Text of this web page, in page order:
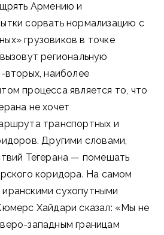
Армению и
сорвать нормализацию с
грузовиков в точке
региональную
вторых, наиболее
процесса является то, что
не хочет
транспортных и
Другими словами,
Тегерана — помешать
коридора. На самом
сухопутными
Хайдари сказал: «Мы не
западным границам